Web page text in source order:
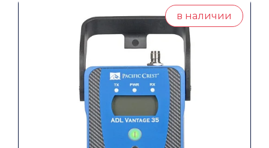
Система автоматического управления
бульдозером
СКАНИРОВАНИЕ,
ГИДРОГРАФИЯ, БПЛА
в наличии